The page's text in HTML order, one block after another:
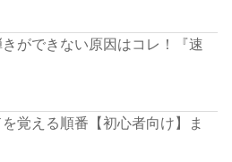
ができない原因はコレ！『速
覚える順番【初心者向け】ま